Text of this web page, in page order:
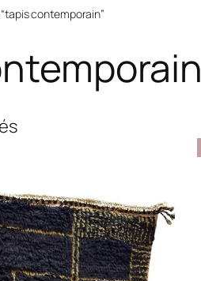
contemporain”
Trié
récent
au
plus
ancien